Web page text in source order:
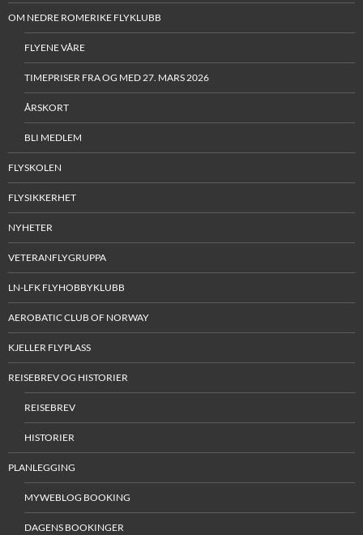
OM NEDRE ROMERIKE FLYKLUBB
FLYENE VÅRE
TIMEPRISER FRA OG MED 27. MARS 2026
ÅRSKORT
BLI MEDLEM
FLYSKOLEN
FLYSIKKERHET
NYHETER
VETERANFLYGRUPPA
LN-LFK FLYHOBBYKLUBB
AEROBATIC CLUB OF NORWAY
KJELLER FLYPLASS
REISEBREV OG HISTORIER
REISEBREV
HISTORIER
PLANLEGGING
MYWEBLOG BOOKING
DAGENS BOOKINGER